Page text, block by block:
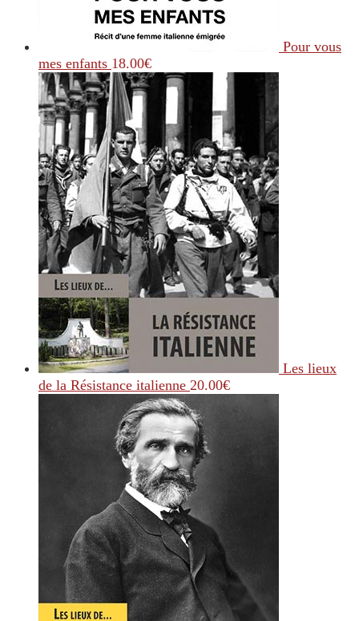
Pour vous
mes enfants 18.00€
Les lieux
de la Résistance italienne 20.00€